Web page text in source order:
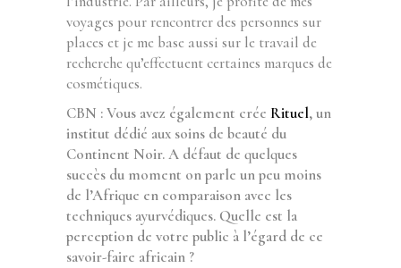
voyages pour rencontrer des personnes sur
places et je me base aussi sur le travail de
recherche qu’effectuent certaines marques de
cosmétiques.
CBN : Vous avez également crée Rituel, un
institut dédié aux soins de beauté du
Continent Noir. A défaut de quelques
succès du moment on parle un peu moins
de l’Afrique en comparaison avec les
techniques ayurvédiques. Quelle est la
perception de votre public à l’égard de ce
savoir-faire africain ?